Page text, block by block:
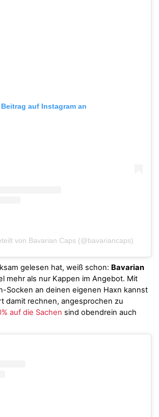
auf Instagram an
von Bavarian Caps (@bavariancaps)
gelesen hat, weiß schon: Bavarian
mehr als nur Kappen im Angebot. Mit
Socken an deinen eigenen Haxn kannst
damit rechnen, angesprochen zu
auf die Sachen sind obendrein auch